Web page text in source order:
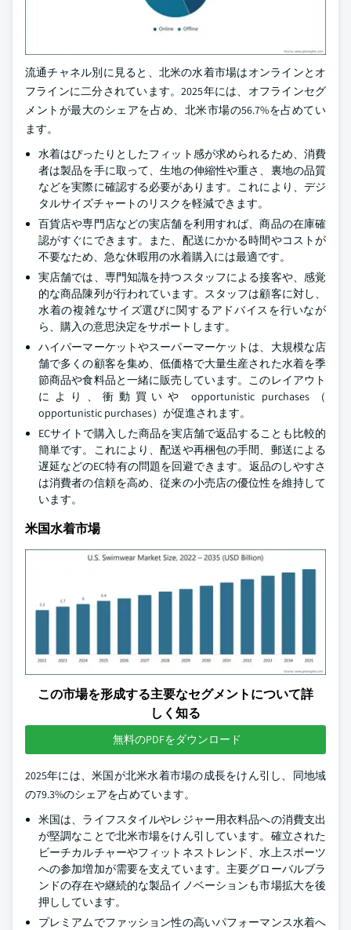
流通チャネル別に見ると、北米の水着市場はオンラインとオ
フラインに二分されています。2025年には、オフラインセグ
メントが最大のシェアを占め、北米市場の56.7%を占めてい
ます。
水着はぴったりとしたフィット感が求められるため、消費
者は製品を手に取って、生地の伸縮性や重さ、裏地の品質
などを実際に確認する必要があります。これにより、デジ
タルサイズチャートのリスクを軽減できます。
百貨店や専門店などの実店舗を利用すれば、商品の在庫確
認がすぐにできます。また、配送にかかる時間やコストが
不要なため、急な休暇用の水着購入には最適です。
実店舗では、専門知識を持つスタッフによる接客や、感覚
的な商品陳列が行われています。スタッフは顧客に対し、
水着の複雑なサイズ選びに関するアドバイスを行いなが
ら、購入の意思決定をサポートします。
ハイパーマーケットやスーパーマーケットは、大規模な店
舗で多くの顧客を集め、低価格で大量生産された水着を季
節商品や食料品と一緒に販売しています。このレイアウト
により、衝動買いや opportunistic purchases（
opportunistic purchases）が促進されます。
ECサイトで購入した商品を実店舗で返品することも比較的
簡単です。これにより、配送や再梱包の手間、郵送による
遅延などのEC特有の問題を回避できます。返品のしやすさ
は消費者の信頼を高め、従来の小売店の優位性を維持して
います。
米国水着市場
この市場を形成する主要なセグメントについて詳
しく知る
無料のPDFをダウンロード
2025年には、米国が北米水着市場の成長をけん引し、同地域
の79.3%のシェアを占めています。
米国は、ライフスタイルやレジャー用衣料品への消費支出
が堅調なことで北米市場をけん引しています。確立された
ビーチカルチャーやフィットネストレンド、水上スポーツ
への参加増加が需要を支えています。主要グローバルブラ
ンドの存在や継続的な製品イノベーションも市場拡大を後
押ししています。
プレミアムでファッション性の高いパフォーマンス水着へ